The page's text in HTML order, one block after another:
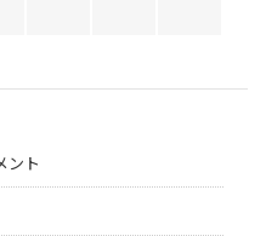
ント